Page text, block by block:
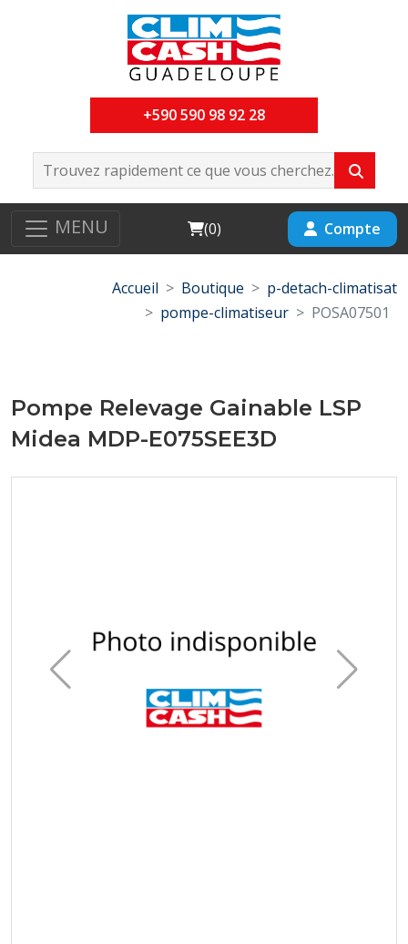
+590 590 98 92 28
MENU Cart
(0) Compte
Accueil Boutique
p-detach-climatisat
pompe-climatiseur
POSA07501
Pompe Relevage Gainable LSP
Midea MDP-E075SEE3D